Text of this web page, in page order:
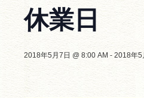
休業日
2018年5月7日 @ 8:00 AM - 2018年5